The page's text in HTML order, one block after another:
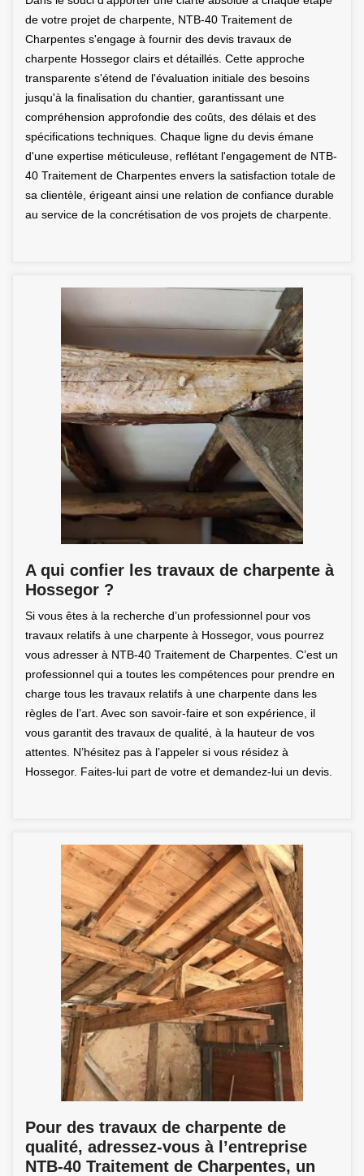
de votre projet de charpente, NTB-40 Traitement de
Charpentes s'engage à fournir des devis travaux de
charpente Hossegor clairs et détaillés. Cette approche
transparente s'étend de l'évaluation initiale des besoins
jusqu'à la finalisation du chantier, garantissant une
compréhension approfondie des coûts, des délais et des
spécifications techniques. Chaque ligne du devis émane
d'une expertise méticuleuse, reflétant l'engagement de NTB-
40 Traitement de Charpentes envers la satisfaction totale de
sa clientèle, érigeant ainsi une relation de confiance durable
au service de la concrétisation de vos projets de charpente.
A qui confier les travaux de charpente à
Hossegor ?
Si vous êtes à la recherche d’un professionnel pour vos
travaux relatifs à une charpente à Hossegor, vous pourrez
vous adresser à NTB-40 Traitement de Charpentes. C’est un
professionnel qui a toutes les compétences pour prendre en
charge tous les travaux relatifs à une charpente dans les
règles de l’art. Avec son savoir-faire et son expérience, il
vous garantit des travaux de qualité, à la hauteur de vos
attentes. N’hésitez pas à l’appeler si vous résidez à
Hossegor. Faites-lui part de votre et demandez-lui un devis.
Pour des travaux de charpente de
qualité, adressez-vous à l’entreprise
NTB-40 Traitement de Charpentes, un